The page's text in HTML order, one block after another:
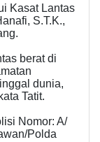
Kasat Lantas
S.T.K.,
berat di
dunia,
Tatit.
Nomor: A/
Polda